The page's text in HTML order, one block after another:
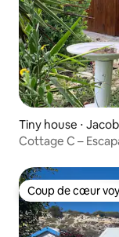
Tiny house ⋅
Cottage C –
Coup de cœur
Coup de cœur